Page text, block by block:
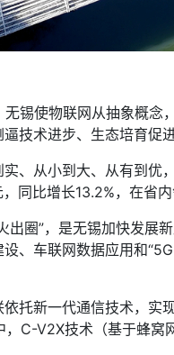
使物联网从抽象概念
技术进步、生态培育促
从小到大、从有到优
同比增长13.2%，在省内
圈”，是无锡加快发展
、车联网数据应用和
新一代通信技术，实现
，C-V2X技术（基于蜂